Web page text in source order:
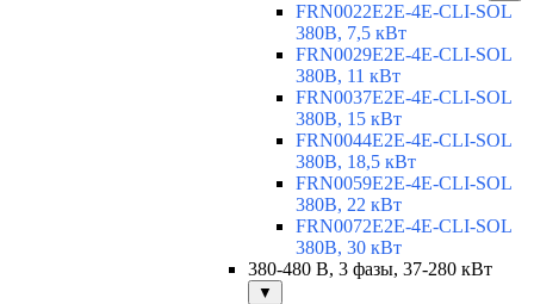
FRN0022E2E-4E-CLI-SOL
380В, 7,5 кВт
FRN0029E2E-4E-CLI-SOL
380В, 11 кВт
FRN0037E2E-4E-CLI-SOL
380В, 15 кВт
FRN0044E2E-4E-CLI-SOL
380В, 18,5 кВт
FRN0059E2E-4E-CLI-SOL
380В, 22 кВт
FRN0072E2E-4E-CLI-SOL
380В, 30 кВт
380-480 В, 3 фазы, 37-280 кВт
▼